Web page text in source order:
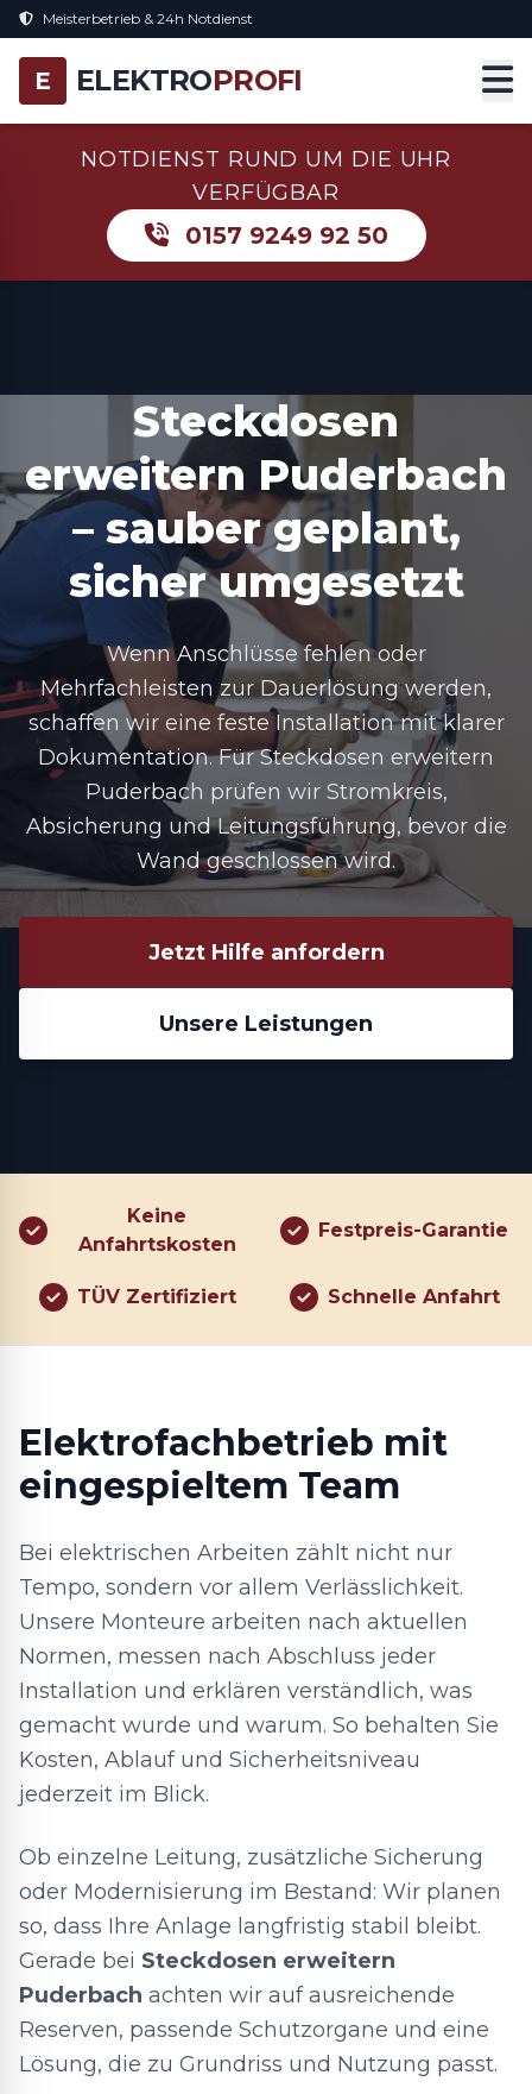
Meisterbetrieb & 24h Notdienst
E ELEKTROPROFI
NOTDIENST RUND UM DIE UHR
VERFÜGBAR
0157 9249 92 50
Steckdosen
erweitern Puderbach
– sauber geplant,
sicher umgesetzt
Wenn Anschlüsse fehlen oder
Mehrfachleisten zur Dauerlösung werden,
schaffen wir eine feste Installation mit klarer
Dokumentation. FürSteckdosen erweitern
Puderbach prüfen wir Stromkreis,
Absicherung und Leitungsführung, bevor die
Wand geschlossen wird.
Jetzt Hilfe anfordern
Unsere Leistungen
Keine
Anfahrtskosten
Festpreis-Garantie
TÜV Zertifiziert Schnelle Anfahrt
Elektrofachbetrieb mit
eingespieltem Team
Bei elektrischen Arbeiten zählt nicht nur
Tempo, sondern vor allem Verlässlichkeit.
Unsere Monteure arbeiten nach aktuellen
Normen, messen nach Abschluss jeder
Installation und erklären verständlich, was
gemacht wurde und warum. So behalten Sie
Kosten, Ablauf und Sicherheitsniveau
jederzeit im Blick.
Ob einzelne Leitung, zusätzliche Sicherung
oder Modernisierung im Bestand: Wir planen
so, dass Ihre Anlage langfristig stabil bleibt.
Gerade bei Steckdosen erweitern
Puderbach achten wir auf ausreichende
Reserven, passende Schutzorgane und eine
Lösung, die zu Grundriss und Nutzung passt.